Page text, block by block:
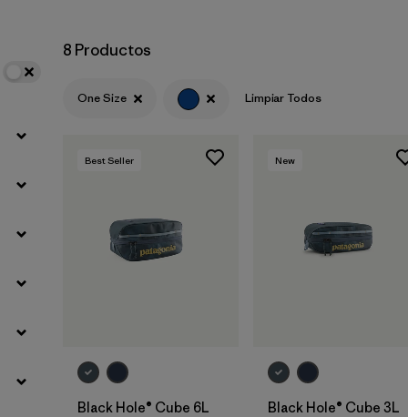
Filtrar por
Materials & Fabric
8 Productos
One Size Limpiar Todos
Best Seller
Black Hole® Cube 6L
New
Black Hole® Cube 3L